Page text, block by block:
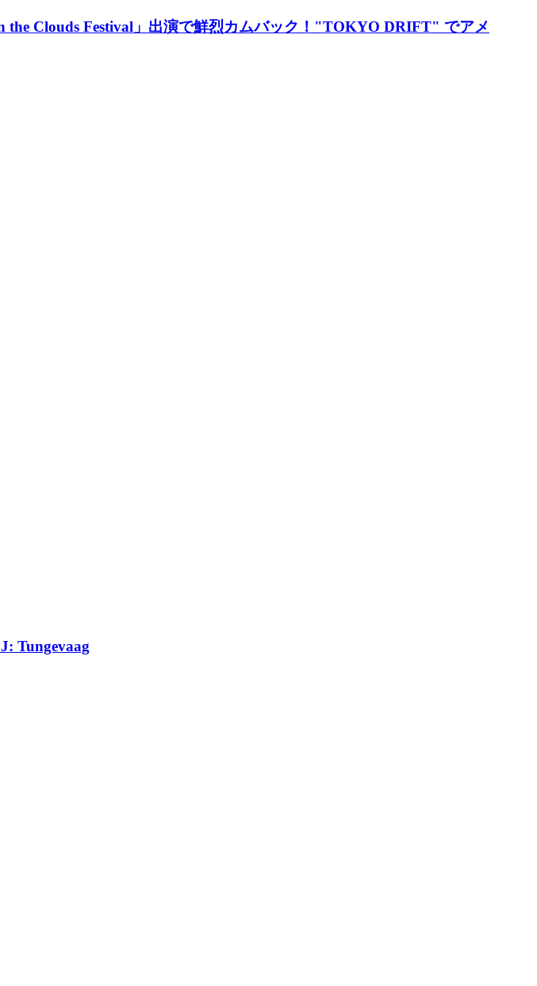
Clouds Festival」出演で鮮烈カムバック！"TOKYO DRIFT" でアメ
Tungevaag